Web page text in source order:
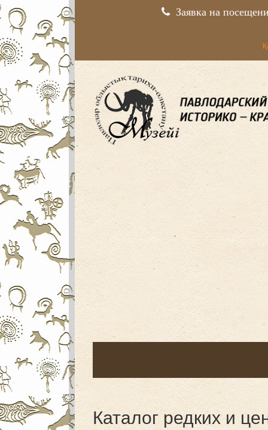
Заявка на
Каталог редких и